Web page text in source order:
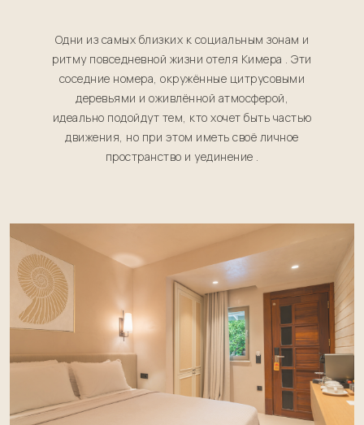
Одни из самых близких к социальным зонам и
ритму повседневной жизни отеля Кимера . Эти
соседние номера, окружённые цитрусовыми
деревьями и оживлённой атмосферой,
идеально подойдут тем, кто хочет быть частью
движения, но при этом иметь своё личное
пространство и уединение .